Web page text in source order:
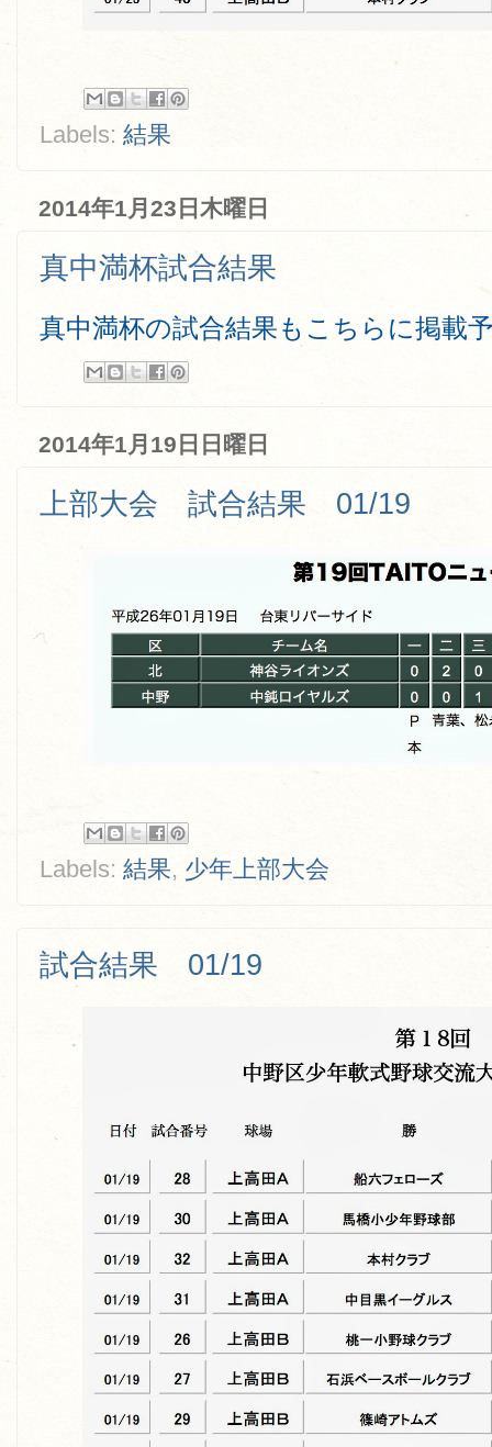
Labels: 結果
2014年1月23日木曜日
真中満杯試合結果
真中満杯の試合結果もこちらに掲載
2014年1月19日日曜日
上部大会 試合結果 01/19
Labels: 結果, 少年上部大会
試合結果 01/19